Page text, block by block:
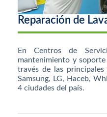
Reparación de
En Centros de
mantenimiento y
través de las
Samsung, LG, Haceb,
4 ciudades del país.